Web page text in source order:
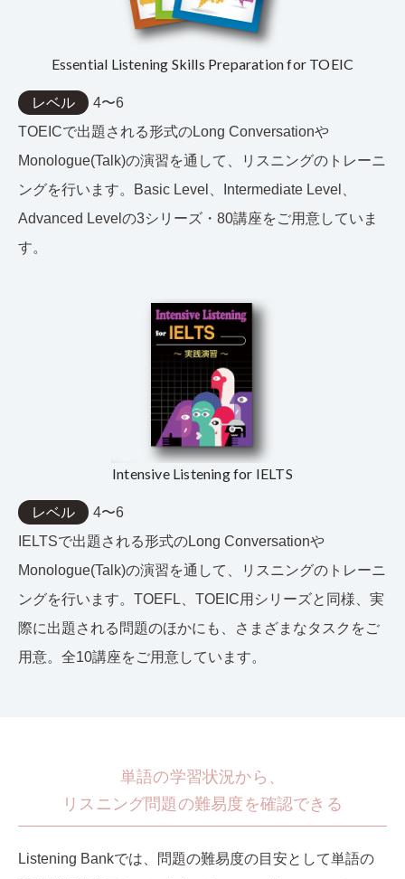
Essential Listening Skills Preparation for TOEIC
レベル
4〜6
TOEICで出題される形式のLong Conversationや
Monologue(Talk)の演習を通して、リスニングのトレーニ
ングを行います。Basic Level、Intermediate Level、
Advanced Levelの3シリーズ・80講座をご用意していま
す。
Intensive Listening for IELTS
レベル
4〜6
IELTSで出題される形式のLong Conversationや
Monologue(Talk)の演習を通して、リスニングのトレーニ
ングを行います。TOEFL、TOEIC用シリーズと同様、実
際に出題される問題のほかにも、さまざまなタスクをご
用意。全10講座をご用意しています。
単語の学習状況から、
リスニング問題の難易度を確認できる
Listening Bankでは、問題の難易度の目安として単語の